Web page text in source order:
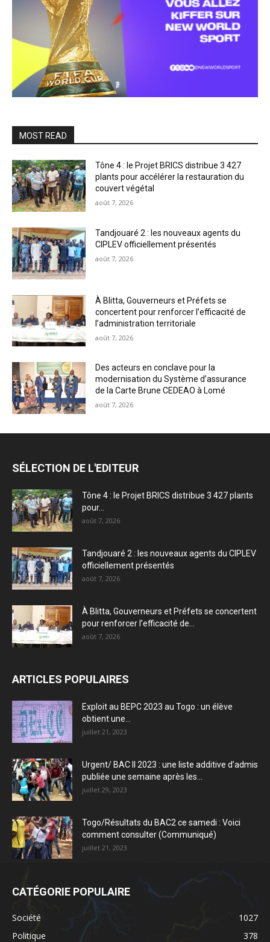
MOST READ
Tône 4 : le Projet BRICS distribue 3 427
plants pour accélérer la restauration du
couvert végétal
août 7, 2026
Tandjouaré 2 : les nouveaux agents du
CIPLEV officiellement présentés
août 7, 2026
À Blitta, Gouverneurs et Préfets se
concertent pour renforcer l’efficacité de
l’administration territoriale
août 7, 2026
Des acteurs en conclave pour la
modernisation du Système d’assurance
de la Carte Brune CEDEAO à Lomé
août 7, 2026
SÉLECTION DE L'EDITEUR
Tône 4 : le Projet BRICS distribue 3 427 plants
pour...
août 7, 2026
Tandjouaré 2 : les nouveaux agents du CIPLEV
officiellement présentés
août 7, 2026
À Blitta, Gouverneurs et Préfets se concertent
pour renforcer l’efficacité de...
août 7, 2026
ARTICLES POPULAIRES
Exploit au BEPC 2023 au Togo : un élève
obtient une...
juillet 21, 2023
Urgent/ BAC II 2023 : une liste additive d’admis
publiée une semaine après les...
juillet 29, 2023
Togo/Résultats du BAC2 ce samedi : Voici
comment consulter (Communiqué)
juillet 21, 2023
CATÉGORIE POPULAIRE
Société
1027
Politique
378